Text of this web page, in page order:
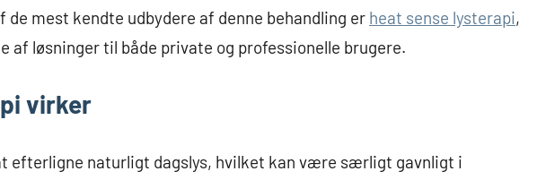
de mest kendte udbydere af denne behandling er heat sense lysterapi,
af løsninger til både private og professionelle brugere.
virker
efterligne naturligt dagslys, hvilket kan være særligt gavnligt i